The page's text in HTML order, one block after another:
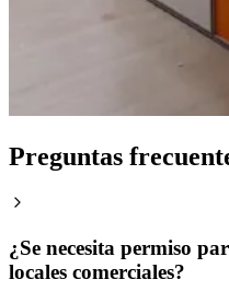
Preguntas
¿Se necesita permiso
locales comerciales?